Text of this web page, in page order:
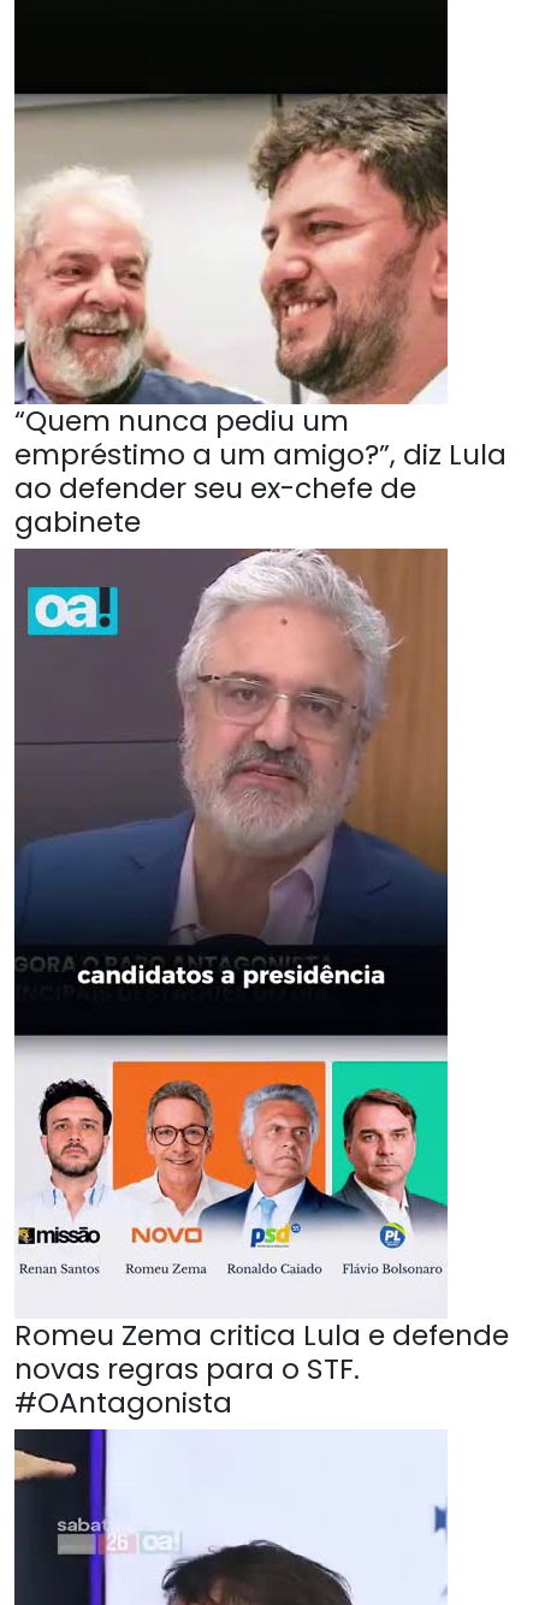
“Quem nunca pediu um
empréstimo a um amigo?”, diz Lula
ao defender seu ex-chefe de
gabinete
Romeu Zema critica Lula e defende
novas regras para o STF.
#OAntagonista